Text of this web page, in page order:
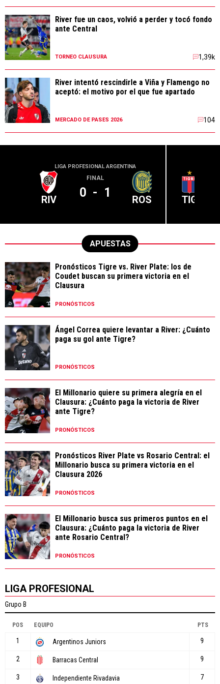
River fue un caos, volvió a perder y tocó fondo
ante Central
TORNEO CLAUSURA 1,39k
River intentó rescindirle a Viña y Flamengo no
aceptó: el motivo por el que fue apartado
MERCADO DE PASES 2026 104
LIGA PROFESIONAL ARGENTINA
RIV
FINAL
0 - 1 ROS TIG
APUESTAS
Pronósticos Tigre vs. River Plate: los de
Coudet buscan su primera victoria en el
Clausura
PRONÓSTICOS
Ángel Correa quiere levantar a River: ¿Cuánto
paga su gol ante Tigre?
PRONÓSTICOS
El Millonario quiere su primera alegría en el
Clausura: ¿Cuánto paga la victoria de River
ante Tigre?
PRONÓSTICOS
Pronósticos River Plate vs Rosario Central: el
Millonario busca su primera victoria en el
Clausura 2026
PRONÓSTICOS
El Millonario busca sus primeros puntos en el
Clausura: ¿Cuánto paga la victoria de River
ante Rosario Central?
PRONÓSTICOS
LIGA PROFESIONAL